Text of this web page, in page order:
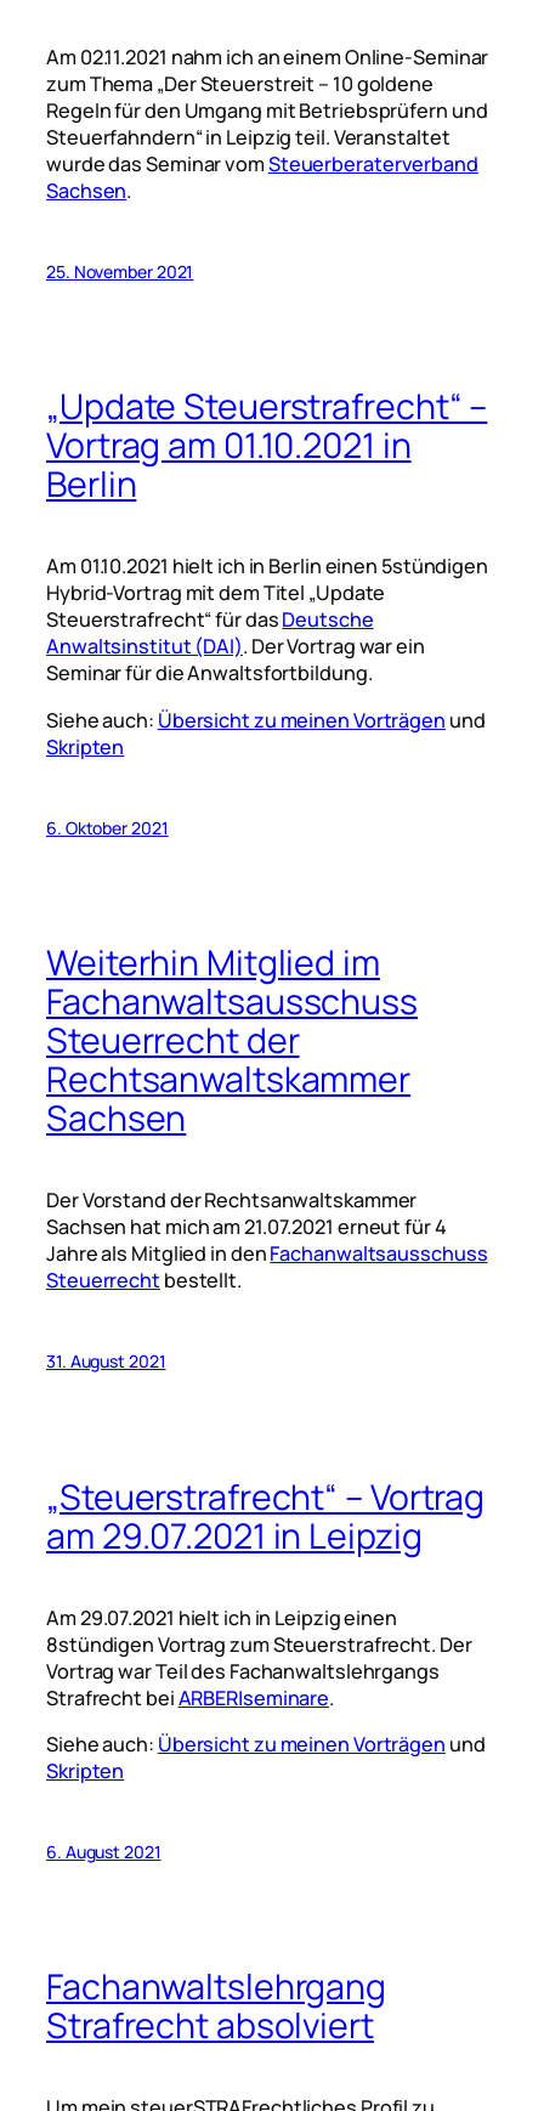
Am 02.11.2021 nahm ich an einem Online-Seminar
zum Thema „Der Steuerstreit – 10 goldene
Regeln für den Umgang mit Betriebsprüfern und
Steuerfahndern“ in Leipzig teil. Veranstaltet
wurde das Seminar vomSteuerberaterverband
Sachsen.
25. November 2021
„Update Steuerstrafrecht“ –
Vortrag am 01.10.2021 in
Berlin
Am 01.10.2021 hielt ich in Berlin einen 5stündigen
Hybrid-Vortrag mit dem Titel „Update
Steuerstrafrecht“ für dasDeutsche
Anwaltsinstitut (DAI). Der Vortrag war ein
Seminar für die Anwaltsfortbildung.
Siehe auch: Übersicht zu meinen Vorträgen und
Skripten
6. Oktober 2021
Weiterhin Mitglied im
Fachanwaltsausschuss
Steuerrecht der
Rechtsanwaltskammer
Sachsen
Der Vorstand der Rechtsanwaltskammer
Sachsen hat mich am 21.07.2021 erneut für 4
Jahre als Mitglied in denFachanwaltsausschuss
Steuerrecht bestellt.
31. August 2021
„Steuerstrafrecht“ – Vortrag
am 29.07.2021 in Leipzig
Am 29.07.2021 hielt ich in Leipzig einen
8stündigen Vortrag zum Steuerstrafrecht. Der
Vortrag war Teil des Fachanwaltslehrgangs
Strafrecht beiARBER|seminare.
Siehe auch: Übersicht zu meinen Vorträgen und
Skripten
6. August 2021
Fachanwaltslehrgang
Strafrecht absolviert